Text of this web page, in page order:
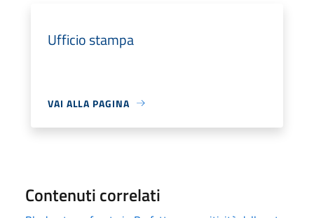
Ufficio stampa
VAI ALLA PAGINA
Contenuti correlati